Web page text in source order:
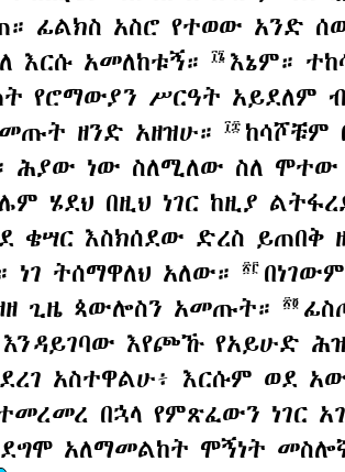
ፊልክስ አስሮ የተወው አንድ
እርሱ አመለከቱኝ። ፲፮ እኔም።
የሮማውያን ሥርዓት አይደለም
ዘንድ አዘዝሁ። ፲፰ ከሳሾቹም
ሕያው ነው ስለሚለው ስለ ሞተው
ሄደህ በዚህ ነገር ከዚያ
ቄሣር እስክሰደው ድረስ ይጠበቅ
ትሰማዋለህ አለው። ፳፫
ጊዜ ጳውሎስን አመጡት።
፳፬
እየጮኹ የአይሁድ
አስተዋልሁ፥ እርሱም ወደ
በኋላ የምጽፈውን ነገር
ደግሞ አለማመልከት ሞኝነት